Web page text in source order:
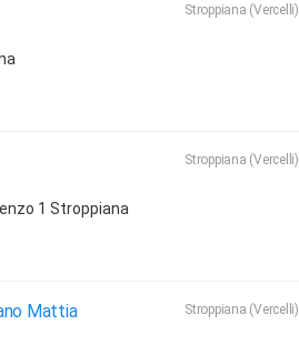
Stroppiana (Vercelli)
Stroppiana (Vercelli)
1 Stroppiana
Mattia
Stroppiana (Vercelli)